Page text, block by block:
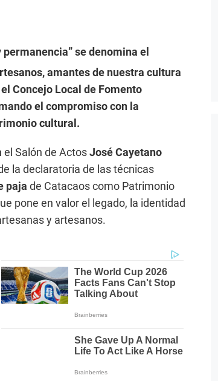
se denomina el
amantes de nuestra cultura
Concejo Local de Fomento
el compromiso con la
cultural.
el Salón de ActosJosé Cayetano
la declaratoria de las técnicas
paja de Catacaos como Patrimonio
pone en valor el legado, la identidad
y artesanos.